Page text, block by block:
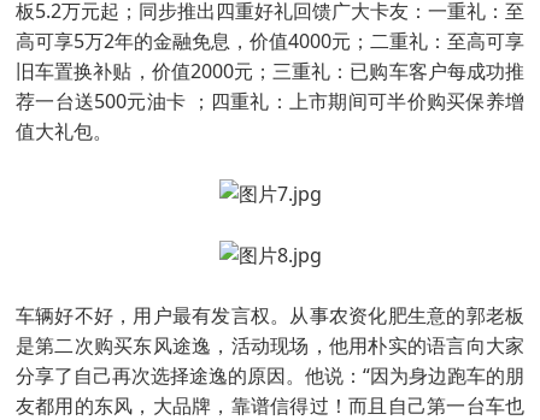
板5.2万元起；同步推出四重好礼回馈广大卡友：一重礼：至
高可享5万2年的金融免息，价值4000元；二重礼：至高可享
旧车置换补贴，价值2000元；三重礼：已购车客户每成功推
荐一台送500元油卡 ；四重礼：上市期间可半价购买保养增
值大礼包。
车辆好不好，用户最有发言权。从事农资化肥生意的郭老板
是第二次购买东风途逸，活动现场，他用朴实的语言向大家
分享了自己再次选择途逸的原因。他说：“因为身边跑车的朋
友都用的东风，大品牌，靠谱信得过！而且自己第一台车也